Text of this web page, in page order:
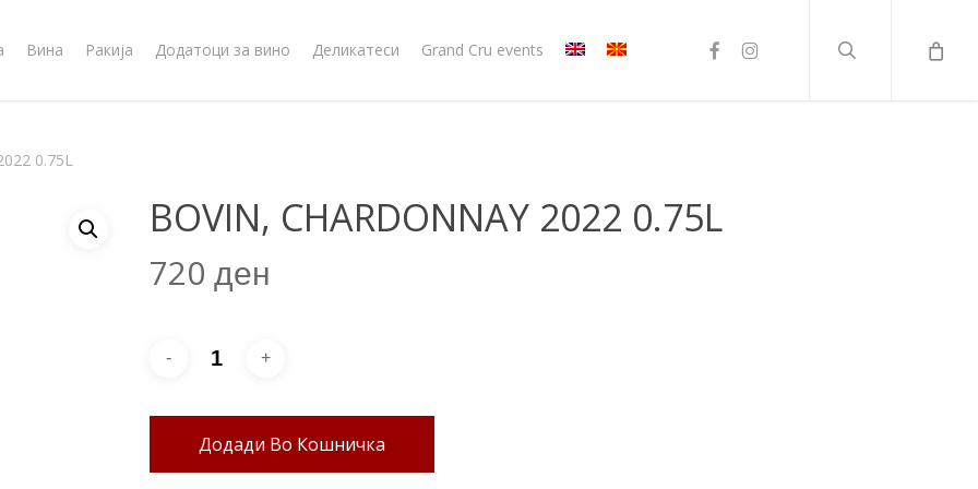
Вина Ракија Додатоци за вино Деликатеси Grand Cru events facebookinstagram
0.75L
BOVIN, CHARDONNAY 2022 0.75L
720 ден
Додади Во Кошничка